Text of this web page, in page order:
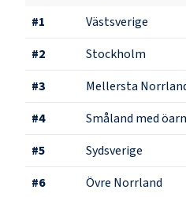
#1 Västsverige
#2 Stockholm
#3 Mellersta
#4 Småland med
#5 Sydsverige
#6 Övre Norrland